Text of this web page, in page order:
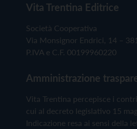
Vita Trentina Editrice
Società Cooperativa
Via Monsignor Endrici, 14 –
P.IVA e C.F. 00199960220
Amministrazione
Vita Trentina percepisce i
cui al decreto legislativo 15
Indicazione resa ai sensi della